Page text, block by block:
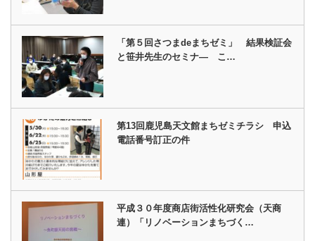
「第５回さつまdeまちゼミ」 結果検証会
と笹井先生のセミナ― こ…
第13回鹿児島天文館まちゼミチラシ 申込
電話番号訂正の件
平成３０年度商店街活性化研究会（天商
連）「リノベーションまちづく…